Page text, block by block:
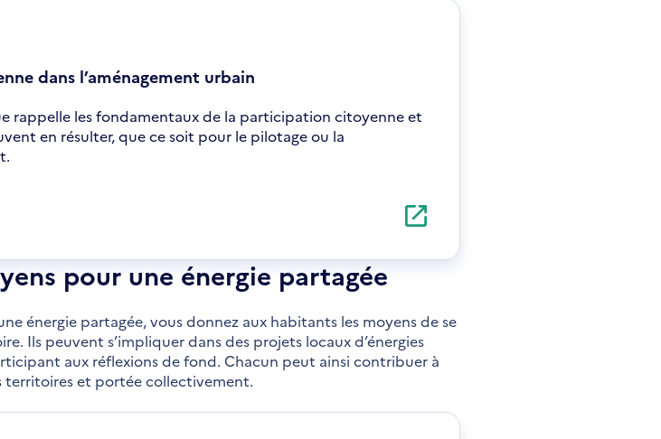
dans l’aménagement urbain
rappelle les fondamentaux de la participation citoyenne et
en résulter, que ce soit pour le pilotage ou la
pour une énergie partagée
énergie partagée, vous donnez aux habitants les moyens de se
Ils peuvent s’impliquer dans des projets locaux d’énergies
aux réflexions de fond. Chacun peut ainsi contribuer à
territoires et portée collectivement.